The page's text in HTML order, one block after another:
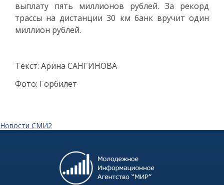
выплату пять миллионов рублей. За рекорд
трассы на дистанции 30 км банк вручит один
миллион рублей.
Текст: Арина САНГИНОВА
Фото: Горбилет
Новости СМИ2